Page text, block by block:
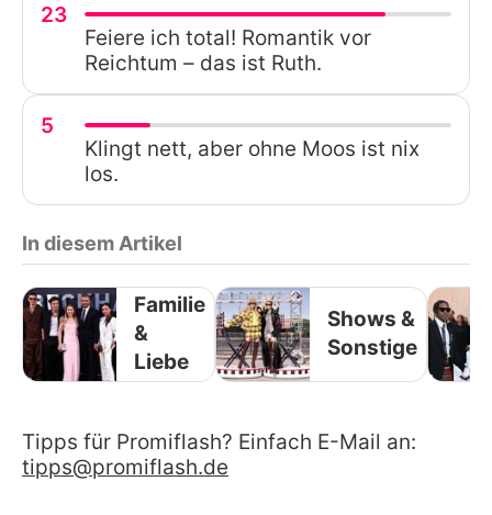
23
Feiere ich total! Romantik vor
Reichtum – das ist Ruth.
5
Klingt nett, aber ohne Moos ist nix
los.
In diesem Artikel
Familie
&
Liebe
Shows &
Sonstige
Tipps für Promiflash? Einfach E-Mail an:
tipps@promiflash.de